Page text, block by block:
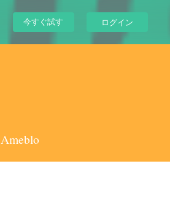
今すぐ試す ログイン
Ameblo